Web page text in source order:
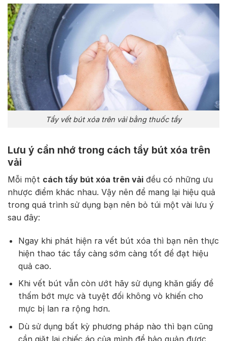
Tẩy vết bút xóa trên vải bằng thuốc tẩy
Lưu ý cần nhớ trong cách tẩy bút xóa trên
vải
Mỗi một cách tẩy bút xóa trên vải đều có những ưu
nhược điểm khác nhau. Vậy nên để mang lại hiệu quả
trong quá trình sử dụng bạn nên bỏ túi một vài lưu ý
sau đây:
Ngay khi phát hiện ra vết bút xóa thì bạn nên thực
hiện thao tác tẩy càng sớm càng tốt để đạt hiệu
quả cao.
Khi vết bút vẫn còn ướt hãy sử dụng khăn giấy để
thấm bớt mực và tuyệt đối không vò khiến cho
mực bị lan ra rộng hơn.
Dù sử dụng bất kỳ phương pháp nào thì bạn cũng
cần giặt lại chiếc áo của mình để bảo quản được